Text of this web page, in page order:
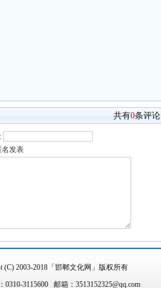
共有0条评论
名发表
(C) 2003-2018「邯郸文化网」版权所有
0310-3115600 邮箱：3513152325@qq.com